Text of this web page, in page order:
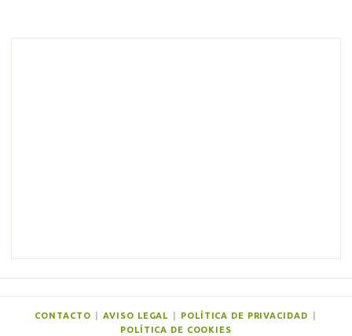
CONTACTO AVISO LEGAL POLÍTICA DE PRIVACIDAD
POLÍTICA DE COOKIES